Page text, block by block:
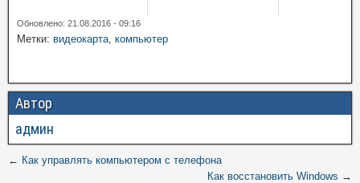
Обновлено: 21.08.2016 - 09:16
Метки: видеокарта, компьютер
Автор
админ
← Как управлять компьютером с телефона
Как восстановить Windows →